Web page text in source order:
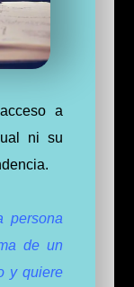
a
ni su
persona
de un
y quiere